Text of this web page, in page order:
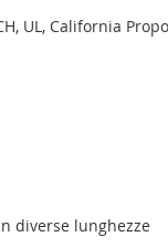
UL, California
diverse lunghezze